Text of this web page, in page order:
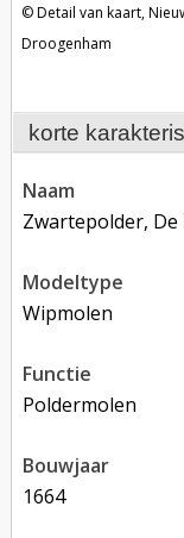
korte
naam
Zwartepolder,
modeltype
Wipmolen
functie
poldermolen
bouwjaar
1664
Detail van kaart,
Droogenham